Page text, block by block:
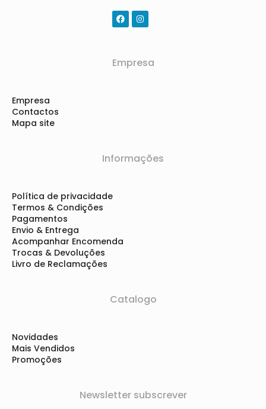
Empresa
Empresa
Contactos
Mapa site
Informações
Política de privacidade
Termos & Condições
Pagamentos
Envio & Entrega
Acompanhar Encomenda
Trocas & Devoluções
Livro de Reclamações
Catalogo
Novidades
Mais Vendidos
Promoções
Newsletter subscrever